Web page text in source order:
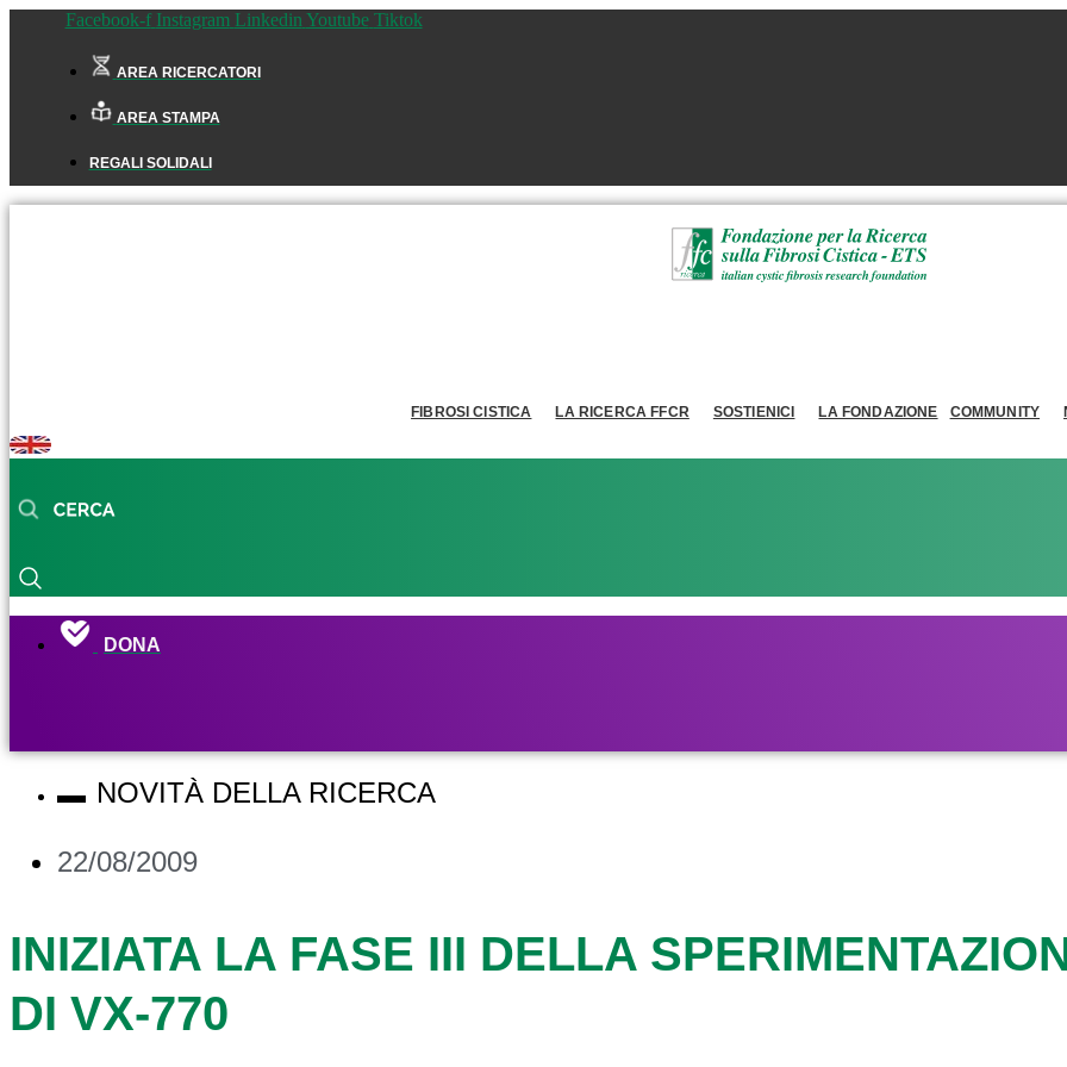
Facebook-f Instagram Linkedin Youtube Tiktok
AREA RICERCATORI
AREA STAMPA
REGALI SOLIDALI
FIBROSI CISTICA LA RICERCA FFCR SOSTIENICI LA FONDAZIONE COMMUNITY
DONA
NOVITÀ DELLA RICERCA
22/08/2009
INIZIATA LA FASE III DELLA
DI VX-770